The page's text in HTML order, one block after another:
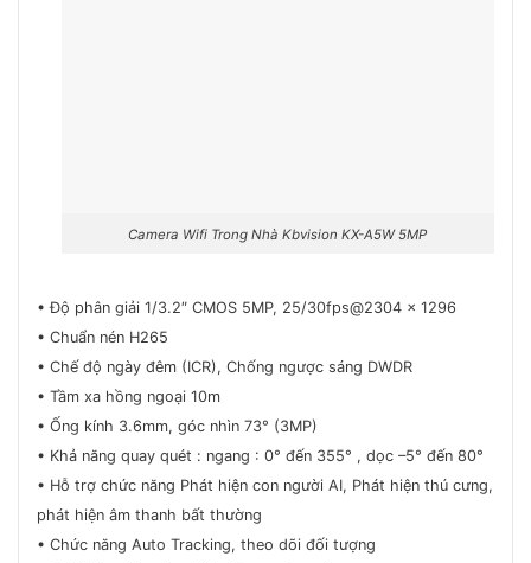
Camera Wifi Trong Nhà Kbvision KX-A5W 5MP
• Độ phân giải 1/3.2″ CMOS 5MP, 25/30fps@2304 x 1296
• Chuẩn nén H265
• Chế độ ngày đêm (ICR), Chống ngược sáng DWDR
• Tầm xa hồng ngoại 10m
• Ống kính 3.6mm, góc nhìn 73° (3MP)
• Khả năng quay quét : ngang : 0° đến 355° , dọc –5° đến 80°
• Hỗ trợ chức năng Phát hiện con người AI, Phát hiện thú cưng,
phát hiện âm thanh bất thường
• Chức năng Auto Tracking, theo dõi đối tượng